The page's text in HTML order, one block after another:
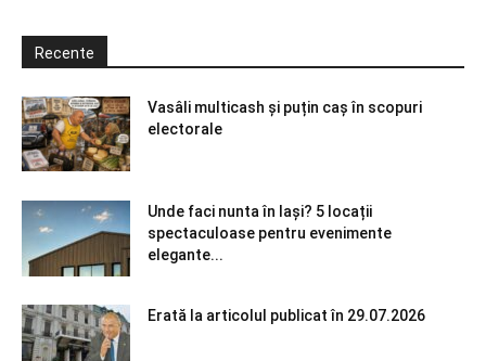
Recente
Vasâli multicash și puțin caș în scopuri
electorale
Unde faci nunta în Iași? 5 locații
spectaculoase pentru evenimente
elegante...
Erată la articolul publicat în 29.07.2026